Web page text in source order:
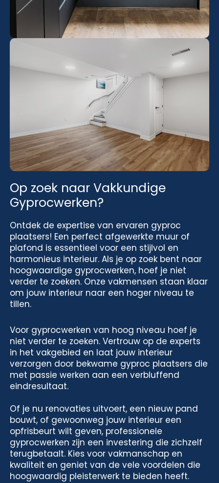
Op zoek naar Vakkundige
Gyprocwerken?
Ontdek de expertise van ervaren gyproc
plaatsers! Een perfect afgewerkte muur of
plafond is essentieel voor een stijlvol en
harmonieus interieur. Als je op zoek bent naar
hoogwaardige gyprocwerken, hoef je niet
verder te zoeken. Onze vakmensen staan klaar
om jouw interieur naar een hoger niveau te
tillen.
Voor gyprocwerken van hoog niveau hoef je
niet verder te zoeken. Vertrouw op de experts
in het vakgebied en laat jouw interieur
verzorgen door bekwame gyproc plaatsers die
met passie werken aan een verbluffend
eindresultaat.
Of je nu renovaties uitvoert, een nieuw pand
bouwt, of gewoonweg jouw interieur een
opfrisbeurt wilt geven, professionele
gyprocwerken zijn een investering die zichzelf
terugbetaalt. Kies voor vakmanschap en
kwaliteit en geniet van de vele voordelen die
hoogwaardig pleisterwerk te bieden heeft.